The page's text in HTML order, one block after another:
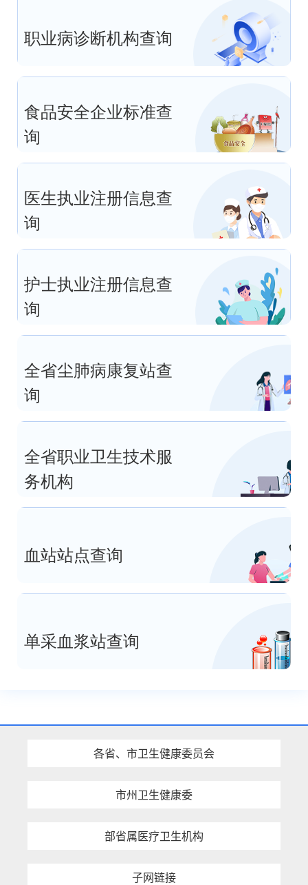
职业病诊断机构查询
食品安全企业标准查
询
医生执业注册信息查
询
护士执业注册信息查
询
全省尘肺病康复站查
询
全省职业卫生技术服
务机构
血站站点查询
单采血浆站查询
各省、市卫生健康委员会
市州卫生健康委
部省属医疗卫生机构
子网链接